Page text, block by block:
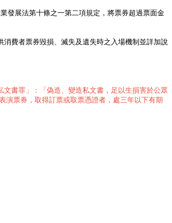
發展法第十條之一第二項規定，將票券超過票面金
費者票券毀損、滅失及遺失時之入場機制並詳加說
書罪」：「偽造、變造私文書，足以生損害於公眾
演票券，取得訂票或取票憑證者，處三年以下有期